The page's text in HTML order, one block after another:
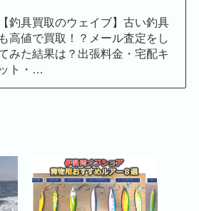
【釣具買取のウェイブ】古い釣具
も高値で買取！？メール査定をし
みた結果は？出張料金・宅配キ
ット・…